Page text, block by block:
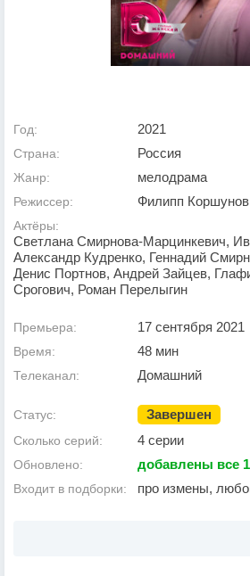
Год: 2021
Страна: Россия
Жанр: мелодрама
Режиссер: Филипп Коршунов
Актёры:
Светлана Смирнова-Марцинкевич,
Александр Кудренко, Геннадий
Денис Портнов, Андрей Зайцев,
Срогович, Роман Перелыгин
Премьера: 17 сентября 2021
Время: 48 мин
Телеканал: Домашний
Статус: Завершен
Сколько серий: 4 серии
Обновлено: добавлены все
Входит в подборки: про измены,